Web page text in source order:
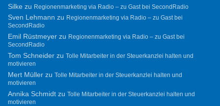
Silkezu Regionenmarketing via Radio – zu Gast bei SecondRadio
Sven Lehmann zu Regionenmarketing via Radio – zu Gast bei
SecondRadio
Emil Rüstmeyerzu Regionenmarketing via Radio – zu Gast bei
SecondRadio
Tom Schneiderzu Tolle Mitarbeiter in der Steuerkanzlei halten und
motivieren
Mert Müllerzu Tolle Mitarbeiter in der Steuerkanzlei halten und
motivieren
Annika Schmidtzu Tolle Mitarbeiter in der Steuerkanzlei halten und
motivieren